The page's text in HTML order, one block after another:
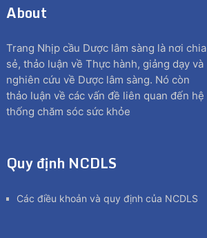
About
Trang Nhịp cầu Dược lâm sàng là nơi chia
sẻ, thảo luận về Thực hành, giảng dạy và
nghiên cứu về Dược lâm sàng. Nó còn
thảo luận về các vấn đề liên quan đến hệ
thống chăm sóc sức khỏe
Quy định NCDLS
Các điều khoản và quy định của NCDLS